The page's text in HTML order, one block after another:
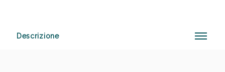
Descrizione